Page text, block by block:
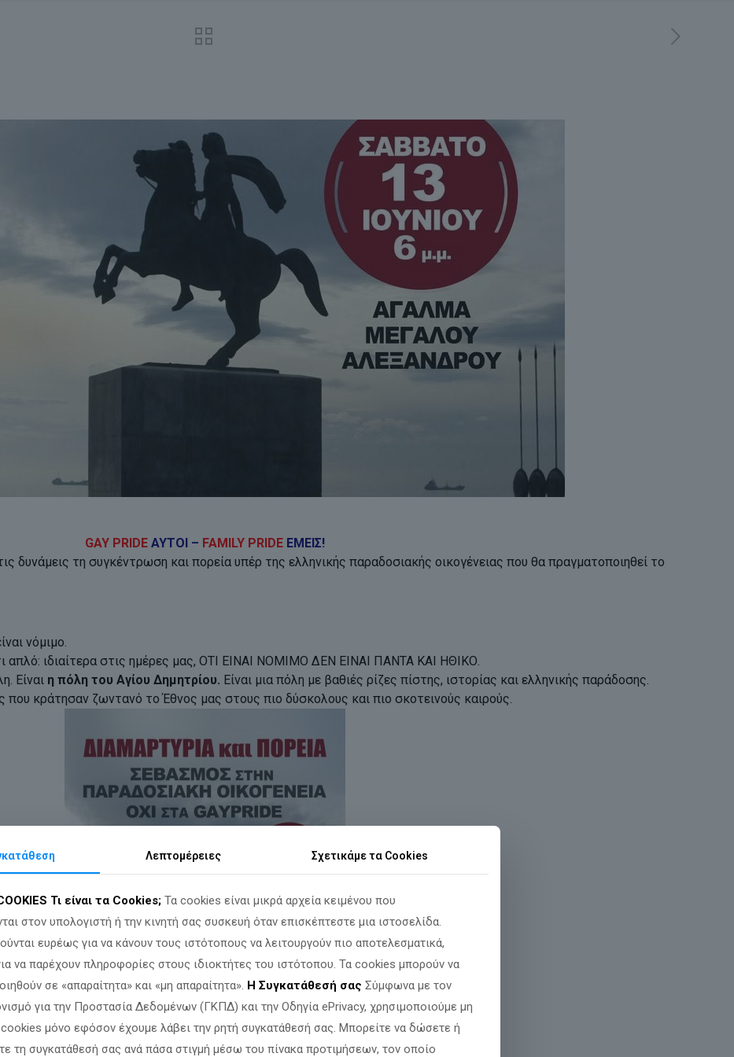
GAY PRIDEΑΥΤΟΙ – FAMILY PRIDE ΕΜΕΙΣ!
δυνάμεις τη συγκέντρωση και πορεία υπέρ της ελληνικής παραδοσιακής οικογένειας που θα πραγματοποιηθεί το
νόμιμο.
ιδιαίτερα στις ημέρες μας, ΟΤΙ ΕΙΝΑΙ ΝΟΜΙΜΟ ΔΕΝ ΕΙΝΑΙ ΠΑΝΤΑ ΚΑΙ ΗΘΙΚΟ.
Είναι η πόλη του Αγίου Δημητρίου. Είναι μια πόλη με βαθιές ρίζες πίστης, ιστορίας και ελληνικής παράδοσης.
που κράτησαν ζωντανό το Έθνος μας στους πιο δύσκολους και πιο σκοτεινούς καιρούς.
Λεπτομέρειες Σχετικάμε τα Cookies
Τι είναι τα Cookies; Τα cookies είναι μικρά αρχεία κειμένου που
στον υπολογιστή ή την κινητή σας συσκευή όταν επισκέπτεστε μια ιστοσελίδα.
ευρέως για να κάνουν τους ιστότοπους να λειτουργούν πιο αποτελεσματικά,
να παρέχουν πληροφορίες στους ιδιοκτήτες του ιστότοπου. Τα cookies μπορούν να
σε «απαραίτητα» και «μη απαραίτητα». Η Συγκατάθεσή σας Σύμφωνα με τον
για την Προστασία Δεδομένων (ΓΚΠΔ) και την Οδηγία ePrivacy, χρησιμοποιούμε μη
cookies μόνο εφόσον έχουμε λάβει την ρητή συγκατάθεσή σας. Μπορείτε να δώσετε ή
τη συγκατάθεσή σας ανά πάσα στιγμή μέσω του πίνακα προτιμήσεων, τον οποίο